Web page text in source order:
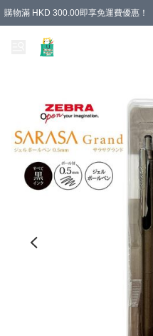
購物滿 HKD 300.00即享免運費優惠！